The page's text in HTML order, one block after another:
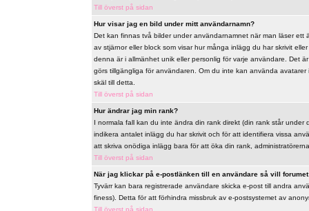
Till överst på sidan
Hur visar jag en bild under mitt användarnamn?
Det kan finnas två bilder under användarnamnet när man läser
av stjärnor eller block som visar hur många inlägg du har skrivit
denna är i allmänhet unik eller personlig för varje användare. Det
görs tillgängliga för användaren. Om du inte kan använda
skäl till detta.
Till överst på sidan
Hur ändrar jag min rank?
I normala fall kan du inte ändra din rank direkt (din rank står
indikera antalet inlägg du har skrivit och för att identifiera vissa
att skriva onödiga inlägg bara för att öka din rank,
Till överst på sidan
När jag klickar på e-postlänken till en användare så vill
Tyvärr kan bara registrerade användare skicka e-post till andra
finess). Detta för att förhindra missbruk av e-postsystemet av
Till överst på sidan